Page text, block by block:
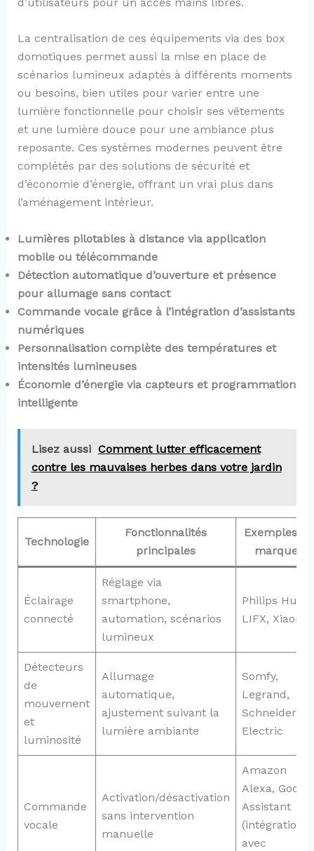
La centralisation de ces équipements via des box
domotiques permet aussi la mise en place de
scénarios lumineux adaptés à différents moments
ou besoins, bien utiles pour varier entre une
lumière fonctionnelle pour choisir ses vêtements
et une lumière douce pour une ambiance plus
reposante. Ces systèmes modernes peuvent être
complétés par des solutions de sécurité et
d’économie d’énergie, offrant un vrai plus dans
l’aménagement intérieur.
Lumières pilotables à distance via application
mobile ou télécommande
Détection automatique d’ouverture et présence
pour allumage sans contact
Commande vocale grâce à l’intégration d’assistants
numériques
Personnalisation complète des températures et
intensités lumineuses
Économie d’énergie via capteurs et programmation
intelligente
Lisez aussi Comment lutter efficacement
contre les mauvaises herbes dans votre jardin
?
Technologie
Fonctionnalités
principales
Exemples de
marques
Éclairage
connecté
Réglage via
smartphone,
automation, scénarios
lumineux
Philips Hue,
LIFX, Xiaomi
Détecteurs
de
mouvement
et
luminosité
Allumage
automatique,
ajustement suivant la
lumière ambiante
Somfy,
Legrand,
Schneider
Electric
Commande
vocale
Activation/désactivation
sans intervention
manuelle
Amazon
Alexa, Google
Assistant
(intégration
avec